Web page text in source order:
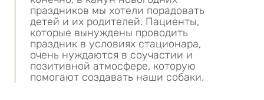
праздников мы хотели порадовать
детей и их родителей. Пациенты,
которые вынуждены проводить
праздник в условиях стационара,
очень нуждаются в соучастии и
позитивной атмосфере, которую
помогают создавать наши собаки.